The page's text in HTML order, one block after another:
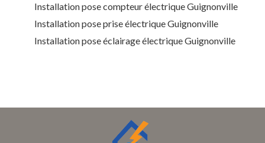
Installation pose compteur électrique Guignonville
Installation pose prise électrique Guignonville
Installation pose éclairage électrique Guignonville